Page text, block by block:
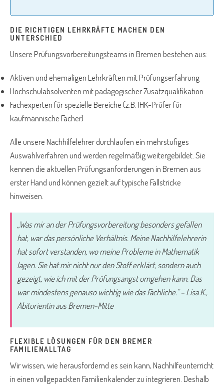
DIE RICHTIGEN LEHRKRÄFTE MACHEN DEN
UNTERSCHIED
Unsere Prüfungsvorbereitungsteams in Bremen bestehen aus:
Aktiven und ehemaligen Lehrkräften mit Prüfungserfahrung
Hochschulabsolventen mit pädagogischer Zusatzqualifikation
Fachexperten für spezielle Bereiche (z.B. IHK-Prüfer für
kaufmännische Fächer)
Alle unsere Nachhilfelehrer durchlaufen ein mehrstufiges
Auswahlverfahren und werden regelmäßig weitergebildet. Sie
kennen die aktuellen Prüfungsanforderungen in Bremen aus
erster Hand und können gezielt auf typische Fallstricke
hinweisen.
„Was mir an der Prüfungsvorbereitung besonders gefallen
hat, war das persönliche Verhältnis. Meine Nachhilfelehrerin
hat sofort verstanden, wo meine Probleme in Mathematik
lagen. Sie hat mir nicht nur den Stoff erklärt, sondern auch
gezeigt, wie ich mit der Prüfungsangst umgehen kann. Das
war mindestens genauso wichtig wie das Fachliche.“ –Lisa K.,
Abiturientin aus Bremen-Mitte
FLEXIBLE LÖSUNGEN FÜR DEN BREMER
FAMILIENALLTAG
Wir wissen, wie herausfordernd es sein kann, Nachhilfeunterricht
in einen vollgepackten Familienkalender zu integrieren. Deshalb